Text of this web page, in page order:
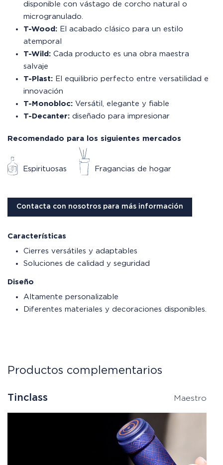
disponible con vástago de corcho natural o
microgranulado.
T-Wood: El acabado clásico para un estilo
atemporal
T-Wild: Cada producto es una obra maestra
salvaje
T-Plast: El equilibrio perfecto entre versatilidad e
innovación
T-Monobloc: Versátil, elegante y fiable
T-Decanter: diseñado para impresionar
Recomendado para los siguientes mercados
Espirituosas Fragancias de hogar
Contacta con nosotros para más información
Características
Cierres versátiles y adaptables
Soluciones de calidad y seguridad
Diseño
Altamente personalizable
Diferentes materiales y decoraciones disponibles.
Productos complementarios
Tinclass Maestro